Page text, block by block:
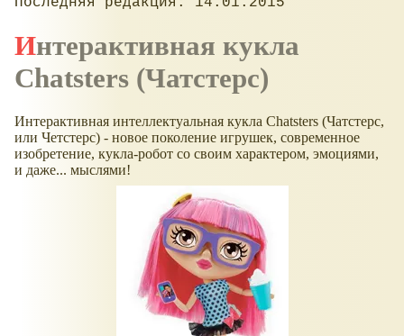
Интерактивная кукла
Chatsters (Чатстерс)
Интерактивная интеллектуальная кукла Chatsters (Чатстерс,
или Четстерс) - новое поколение игрушек, современное
изобретение, кукла-робот со своим характером, эмоциями,
и даже... мыслями!